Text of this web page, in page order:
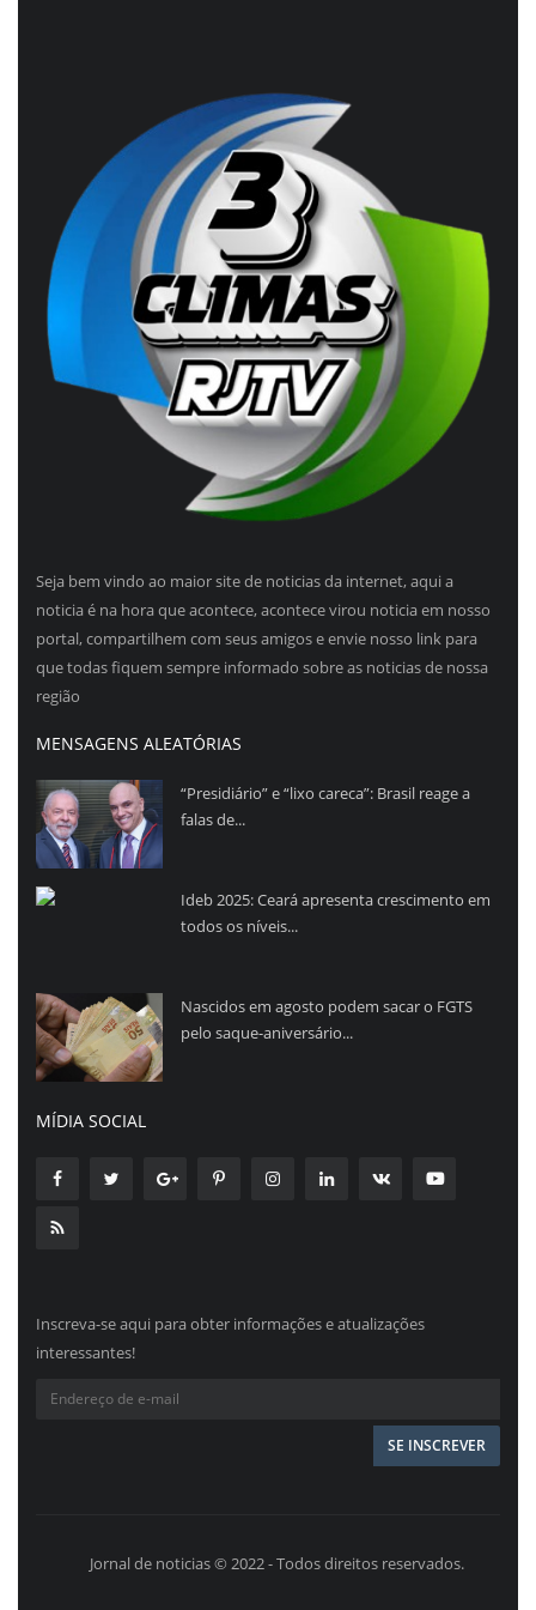
Seja bem vindo ao maior site de noticias da internet, aqui a
noticia é na hora que acontece, acontece virou noticia em nosso
portal, compartilhem com seus amigos e envie nosso link para
que todas fiquem sempre informado sobre as noticias de nossa
região
MENSAGENS ALEATÓRIAS
“Presidiário” e “lixo careca”: Brasil reage a
falas de...
Ideb 2025: Ceará apresenta crescimento em
todos os níveis...
Nascidos em agosto podem sacar o FGTS
pelo saque-aniversário...
MÍDIA SOCIAL
Inscreva-se aqui para obter informações e atualizações
interessantes!
Jornal de noticias © 2022 - Todos direitos reservados.